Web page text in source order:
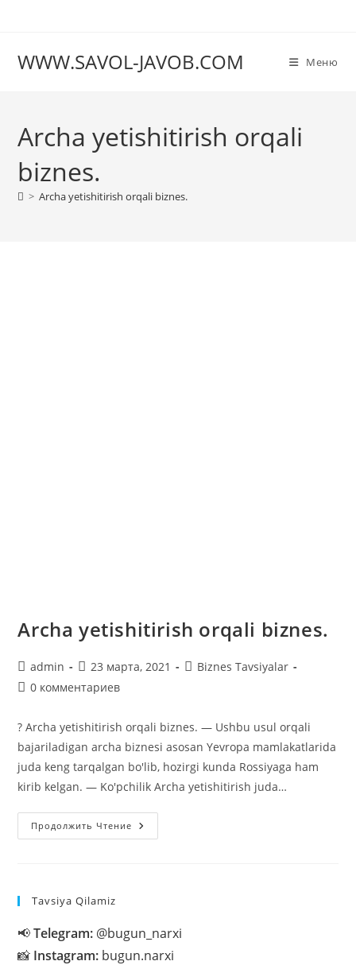
WWW.SAVOL-JAVOB.COM Меню
Archa yetishitirish orqali
biznes.
> Archa yetishitirish orqali biznes.
Archa yetishitirish orqali biznes.
Автор
записи:
admin
Запись
опубликована:
23 марта, 2021
Рубрика
Biznes Tavsiyalar
Комментарии
записи:
0 комментариев
? Archa yetishitirish orqali biznes. — Ushbu usul orqali
bajariladigan archa biznesi asosan Yevropa mamlakatlarida
juda keng tarqalgan bo'lib, hozirgi kunda Rossiyaga ham
kirib kelgan. — Ko'pchilik Archa yetishitirish juda…
Продолжить Чтение Archa
Yetishitirish
Tavsiya Qilamiz
📢Telegram: @bugun_narxi
📸 Instagram: bugun.narxi